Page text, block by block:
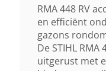
RMA 448 RV
en efficiënt
gazons
De STIHL
uitgerust met
79 DB(A)
Maaihoogte
Centraal, 5